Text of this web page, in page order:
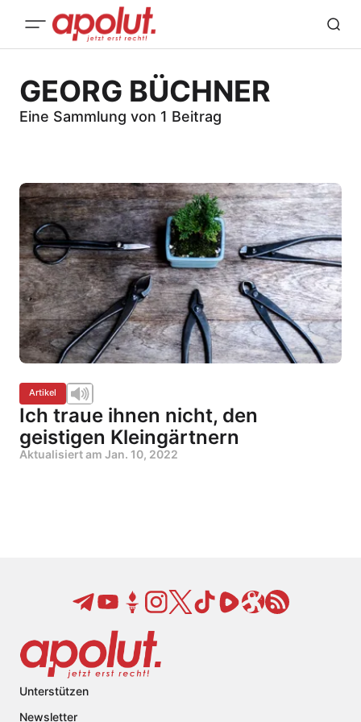
GEORG BÜCHNER
Eine Sammlung von 1 Beitrag
Artikel
Ich traue ihnen nicht, den
geistigen Kleingärtnern
Aktualisiert am Jan. 10, 2022
Unterstützen
Newsletter